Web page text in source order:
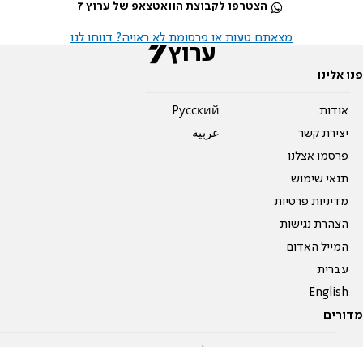
הצטרפו לקבוצת הוואטצאפ של ערוץ 7
מצאתם טעות או פרסומת לא ראויה? דווחו לנו
פנו אלינו
אודות
יצירת קשר
פרסמו אצלנו
תנאי שימוש
מדיניות פרטיות
הצהרת נגישות
המייל האדום
עברית
English
Pусский
عربية
מדורים